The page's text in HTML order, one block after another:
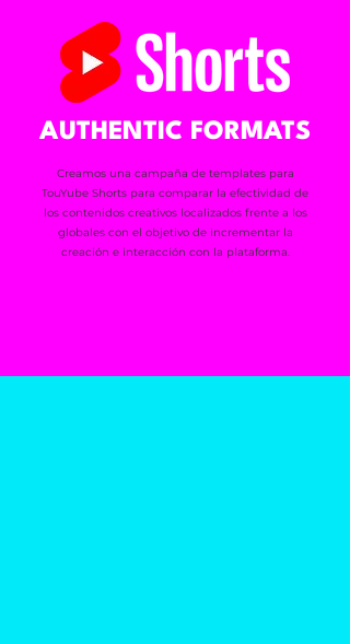
AUTHENTIC FORMATS
Creamos una campaña de templates para
TouYube Shorts para comparar la efectividad de
los contenidos creativos localizados frente a los
globales con el objetivo de incrementar la
creación e interacción con la plataforma.